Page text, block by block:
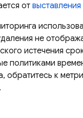
от выставления
не
истечения
политиками
обратитесь к
.